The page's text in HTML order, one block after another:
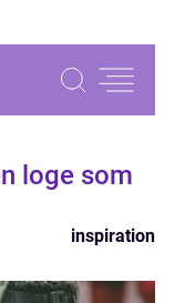
loge som
inspiration